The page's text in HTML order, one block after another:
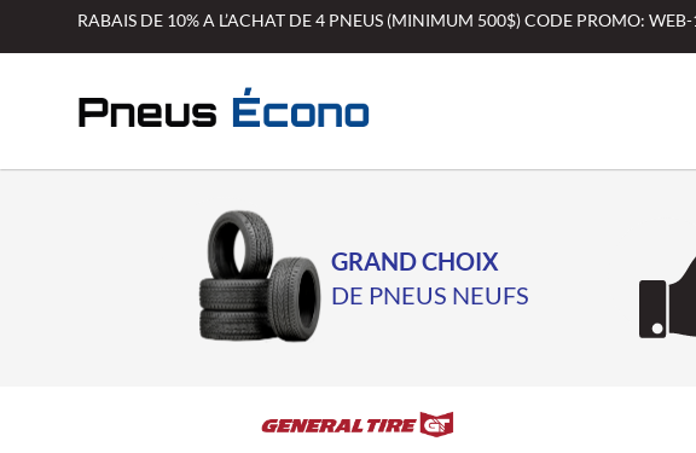
RABAIS DE 10% A L’ACHAT DE 4 PNEUS (MINIMUM 500$) CODE PROMO:
GRAND CHOIX
DE PNEUS NEUFS